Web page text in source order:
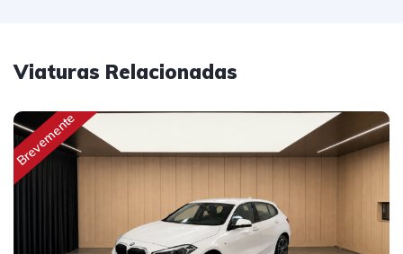
Viaturas Relacionadas
Brevemente